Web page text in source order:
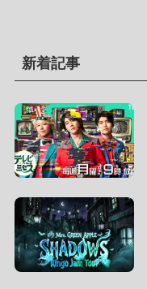
新着記事